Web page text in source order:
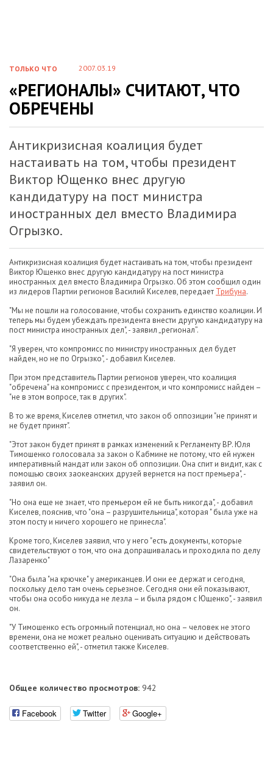
ТОЛЬКО ЧТО 2007.03.19
«РЕГИОНАЛЫ» СЧИТАЮТ, ЧТО
ОБРЕЧЕНЫ
Антикризисная коалиция будет
настаивать на том, чтобы президент
Виктор Ющенко внес другую
кандидатуру на пост министра
иностранных дел вместо Владимира
Огрызко.
Антикризисная коалиция будет настаивать на том, чтобы президент
Виктор Ющенко внес другую кандидатуру на пост министра
иностранных дел вместо Владимира Огрызко. Об этом сообщил один
из лидеров Партии регионов Василий Киселев, передает Трибуна.
"Мы не пошли на голосование, чтобы сохранить единство коалиции. И
теперь мы будем убеждать президента внести другую кандидатуру на
пост министра иностранных дел", - заявил „регионал”.
"Я уверен, что компромисс по министру иностранных дел будет
найден, но не по Огрызко", - добавил Киселев.
При этом представитель Партии регионов уверен, что коалиция
"обречена" на компромисс с президентом, и что компромисс найден –
"не в этом вопросе, так в других".
В то же время, Киселев отметил, что закон об оппозиции "не принят и
не будет принят".
"Этот закон будет принят в рамках изменений к Регламенту ВР. Юля
Тимошенко голосовала за закон о Кабмине не потому, что ей нужен
императивный мандат или закон об оппозиции. Она спит и видит, как с
помощью своих заокеанских друзей вернется на пост премьера", -
заявил он.
"Но она еще не знает, что премьером ей не быть никогда", - добавил
Киселев, пояснив, что "она – разрушительница", которая " была уже на
этом посту и ничего хорошего не принесла".
Кроме того, Киселев заявил, что у него "есть документы, которые
свидетельствуют о том, что она допрашивалась и проходила по делу
Лазаренко"
"Она была "на крючке" у американцев. И они ее держат и сегодня,
поскольку дело там очень серьезное. Сегодня они ей показывают,
чтобы она особо никуда не лезла – и была рядом с Ющенко", - заявил
он.
"У Тимошенко есть огромный потенциал, но она – человек не этого
времени, она не может реально оценивать ситуацию и действовать
соответственно ей", - отметил также Киселев.
Общее количество просмотров: 942
Facebook Twitter Google+